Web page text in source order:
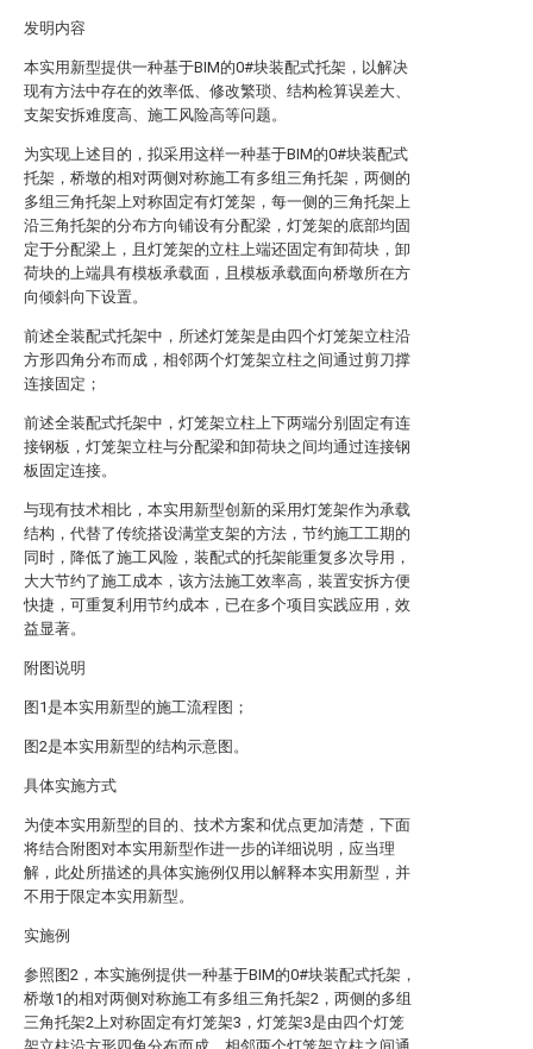
发明内容
本实用新型提供一种基于BIM的0#块装配式托架，以解决
现有方法中存在的效率低、修改繁琐、结构检算误差大、
支架安拆难度高、施工风险高等问题。
为实现上述目的，拟采用这样一种基于BIM的0#块装配式
托架，桥墩的相对两侧对称施工有多组三角托架，两侧的
多组三角托架上对称固定有灯笼架，每一侧的三角托架上
沿三角托架的分布方向铺设有分配梁，灯笼架的底部均固
定于分配梁上，且灯笼架的立柱上端还固定有卸荷块，卸
荷块的上端具有模板承载面，且模板承载面向桥墩所在方
向倾斜向下设置。
前述全装配式托架中，所述灯笼架是由四个灯笼架立柱沿
方形四角分布而成，相邻两个灯笼架立柱之间通过剪刀撑
连接固定；
前述全装配式托架中，灯笼架立柱上下两端分别固定有连
接钢板，灯笼架立柱与分配梁和卸荷块之间均通过连接钢
板固定连接。
与现有技术相比，本实用新型创新的采用灯笼架作为承载
结构，代替了传统搭设满堂支架的方法，节约施工工期的
同时，降低了施工风险，装配式的托架能重复多次导用，
大大节约了施工成本，该方法施工效率高，装置安拆方便
快捷，可重复利用节约成本，已在多个项目实践应用，效
益显著。
附图说明
图1是本实用新型的施工流程图；
图2是本实用新型的结构示意图。
具体实施方式
为使本实用新型的目的、技术方案和优点更加清楚，下面
将结合附图对本实用新型作进一步的详细说明，应当理
解，此处所描述的具体实施例仅用以解释本实用新型，并
不用于限定本实用新型。
实施例
参照图2，本实施例提供一种基于BIM的0#块装配式托架，
桥墩1的相对两侧对称施工有多组三角托架2，两侧的多组
三角托架2上对称固定有灯笼架3，灯笼架3是由四个灯笼